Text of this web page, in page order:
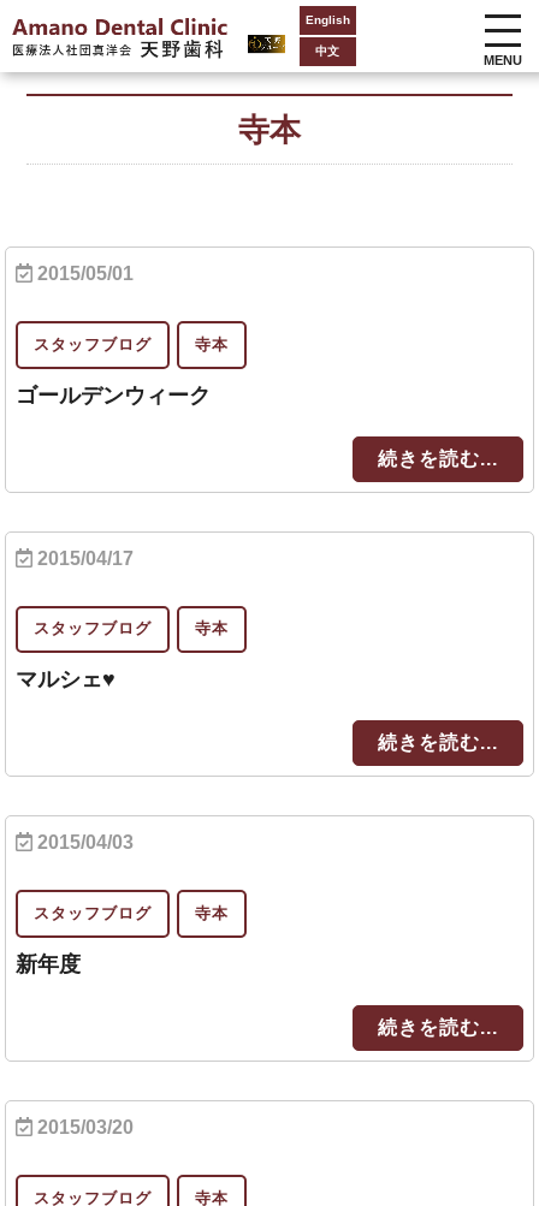
English
中文
MENU
寺本
2015/05/01
スタッフブログ 寺本
ゴールデンウィーク
続きを読む...
2015/04/17
スタッフブログ 寺本
マルシェ♥
続きを読む...
2015/04/03
スタッフブログ 寺本
新年度
続きを読む...
2015/03/20
スタッフブログ 寺本